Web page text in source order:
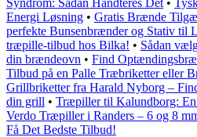
Energi Løsning • Gratis Brænde
perfekte Bunsenbrænder og Stativ til
træpille-tilbud hos Bilka! • Sådan
din brændeovn • Find
Tilbud på en Palle Træbriketter eller
Grillbriketter fra Harald Nyborg –
din grill • Træpiller til Kalundborg:
Verdo Træpiller i Randers – 6 og 8
Få Det Bedste Tilbud!